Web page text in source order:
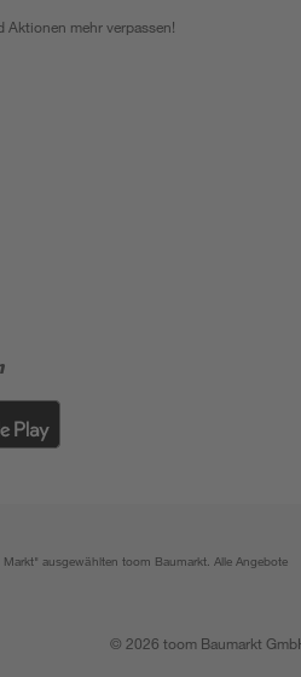
Aktionen mehr verpassen!
ausgewählten toom Baumarkt. Alle Angebote
© 2026 toom Baumarkt